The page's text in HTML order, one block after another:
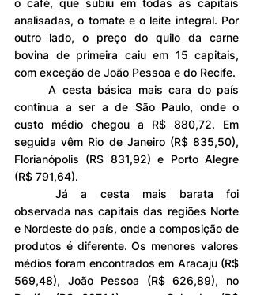
o café, que subiu em todas as capitais
analisadas, o tomate e o leite integral. Por
outro lado, o preço do quilo da carne
bovina de primeira caiu em 15 capitais,
com exceção de João Pessoa e do Recife.
	A cesta básica mais cara do país
continua a ser a de São Paulo, onde o
custo médio chegou a R$ 880,72. Em
seguida vêm Rio de Janeiro (R$ 835,50),
Florianópolis (R$ 831,92) e Porto Alegre
(R$ 791,64).
	Já a cesta mais barata foi
observada nas capitais das regiões Norte
e Nordeste do país, onde a composição de
produtos é diferente. Os menores valores
médios foram encontrados em Aracaju (R$
569,48), João Pessoa (R$ 626,89), no